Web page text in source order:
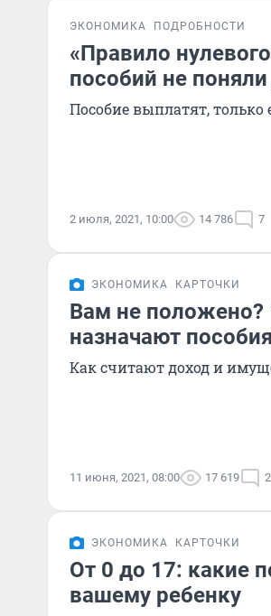
ЭКОНОМИКА ПОДРОБНОСТИ
«Правило
пособий не
Пособие выплатят, только
2 июля, 2021, 10:00 14 786 7
ЭКОНОМИКА КАРТОЧКИ
Вам не положено?
назначают
Как считают доход и
11 июня, 2021, 08:00 17 619 2
ЭКОНОМИКА КАРТОЧКИ
От 0 до 17: какие
вашему ребенку